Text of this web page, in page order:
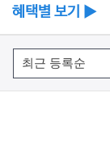
혜택별 보기 ▶